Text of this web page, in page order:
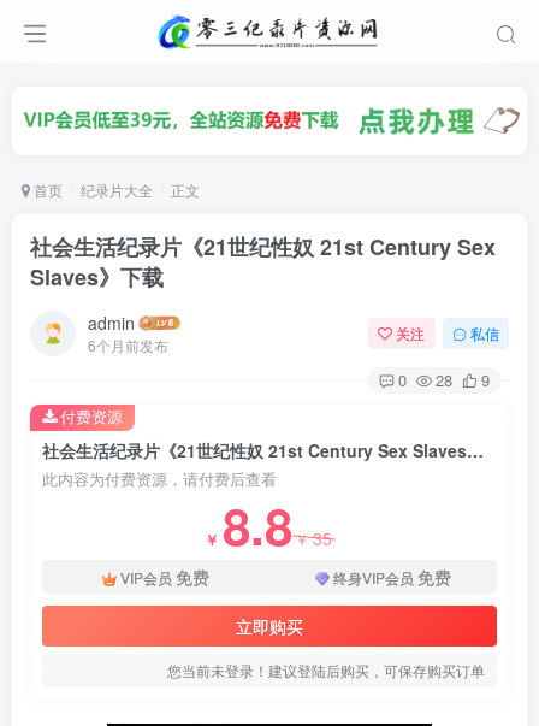
首页 纪录片大全 正文
社会生活纪录片《21世纪性奴 21st Century Sex
Slaves》下载
admin
6个月前发布
关注 私信
0 28 9
社会生活纪录片《21世纪性奴 21st Century Sex Slaves》下载
此内容为付费资源，请付费后查看
￥ 8.8￥35
VIP会员 免费 终身VIP会员 免费
立即购买
您当前未登录！建议登陆后购买，可保存购买订单
付费资源